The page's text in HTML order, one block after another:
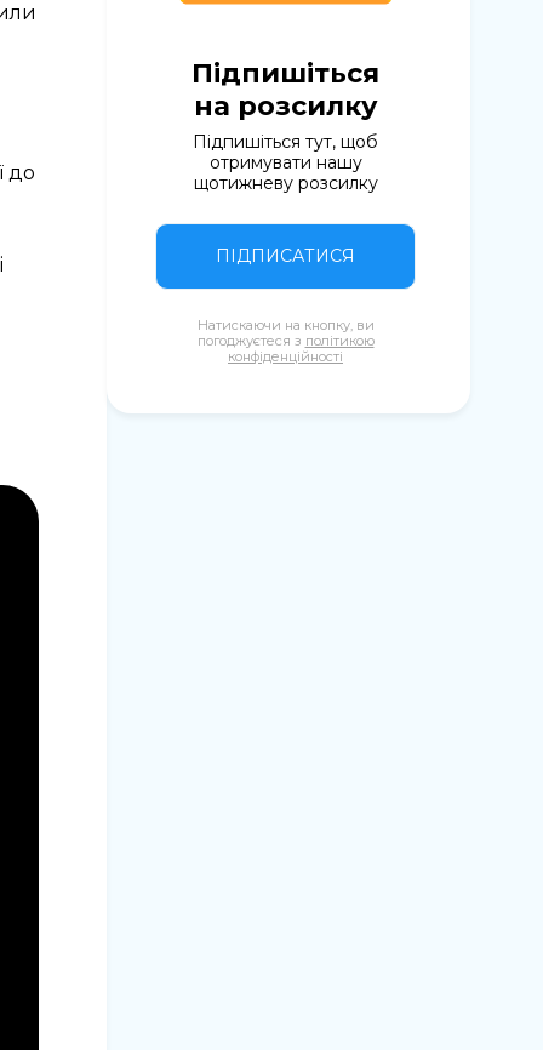
до
Підпишіться
на розсилку
Підпишіться тут, щоб
отримувати нашу
щотижневу розсилку
ПІДПИСАТИСЯ
Натискаючи на кнопку, ви
погоджуєтеся з політикою
конфіденційності